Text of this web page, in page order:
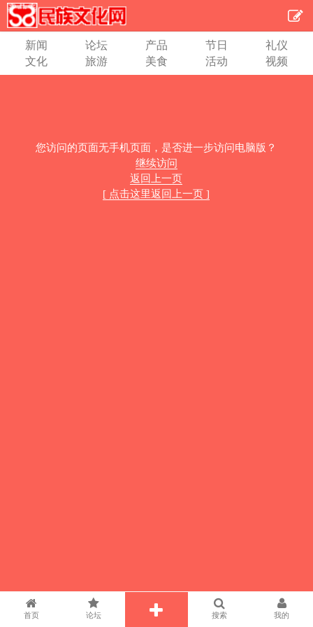
新闻 论坛 产品 节日
礼仪
文化
旅游 美食 活动 视频
您访问的页面无手机页面，是否进一步访问电脑版？
继续访问
返回上一页
[ 点击这里返回上一页 ]
首页 论坛 搜索 我的